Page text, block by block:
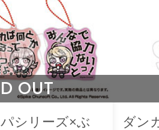
OUT
シリーズ×ぶ
ダン